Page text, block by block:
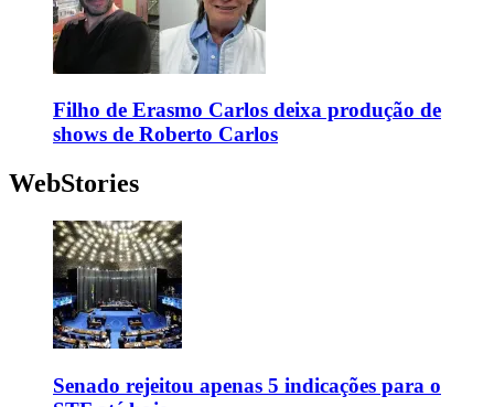
Filho de Erasmo Carlos deixa produção de
shows de Roberto Carlos
WebStories
Senado rejeitou apenas 5 indicações para o